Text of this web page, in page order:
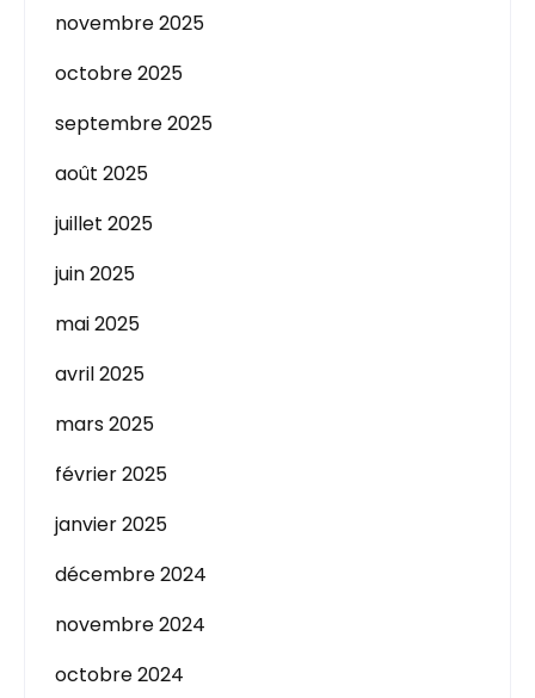
novembre 2025
octobre 2025
septembre 2025
août 2025
juillet 2025
juin 2025
mai 2025
avril 2025
mars 2025
février 2025
janvier 2025
décembre 2024
novembre 2024
octobre 2024